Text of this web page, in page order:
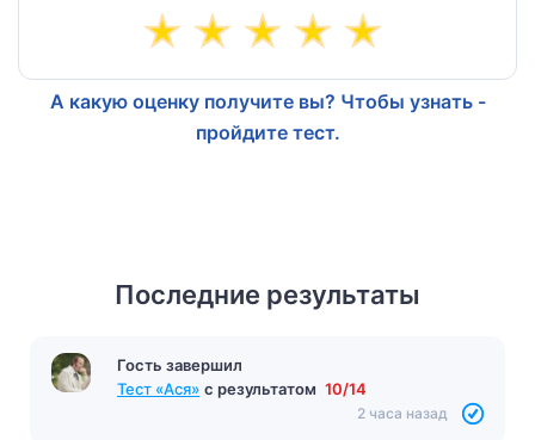
А какую оценку получите вы? Чтобы узнать -
пройдите тест.
Последние результаты
Гость завершил
Тест «Ася» с результатом 10/14
2 часа назад